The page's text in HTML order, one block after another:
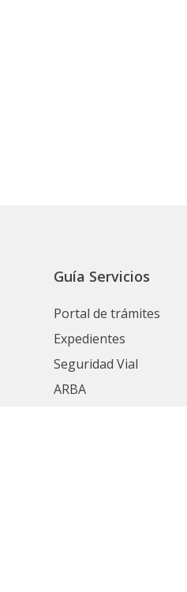
Guía Servicios
Portal de trámites
Expedientes
Seguridad Vial
ARBA